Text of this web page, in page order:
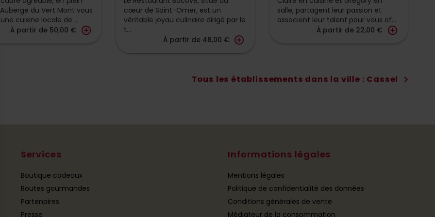
du Vert Mont vous
cuisine locale de ...
À partir de 50,00 € add_circle_outline
cœur de Saint-Omer, est un
véritable joyau culinaire dirigé par le
t...
À partir de 48,00 € add_circle_outline
salle, partagent leur passion et
associent leur talent pour vous of...
À partir de 22,00 € add_circle_outline
Tous les établissements dans la ville : Cassel chevron_right
Services
Boutique cadeaux
Routes gourmandes
Partenaires
Presse
Informations légales
Mentions légales
Politique de confidentialité des données
Conditions générales de vente
Médiateur de la consommation